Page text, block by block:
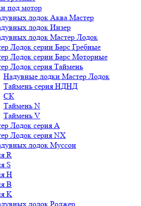
под мотор
лодок Аква Мастер
лодок Инзер
лодок Мастер Лодок
Лодок серии Барс Гребные
Лодок серии Барс Моторные
Лодок серия Таймень
Надувные лодки Мастер Лодок
Таймень серия НДНД
СК
Таймень N
Таймень V
Лодок серия А
Лодок серия NX
лодок Муссон
R
S
H
B
K
лодок Роджер